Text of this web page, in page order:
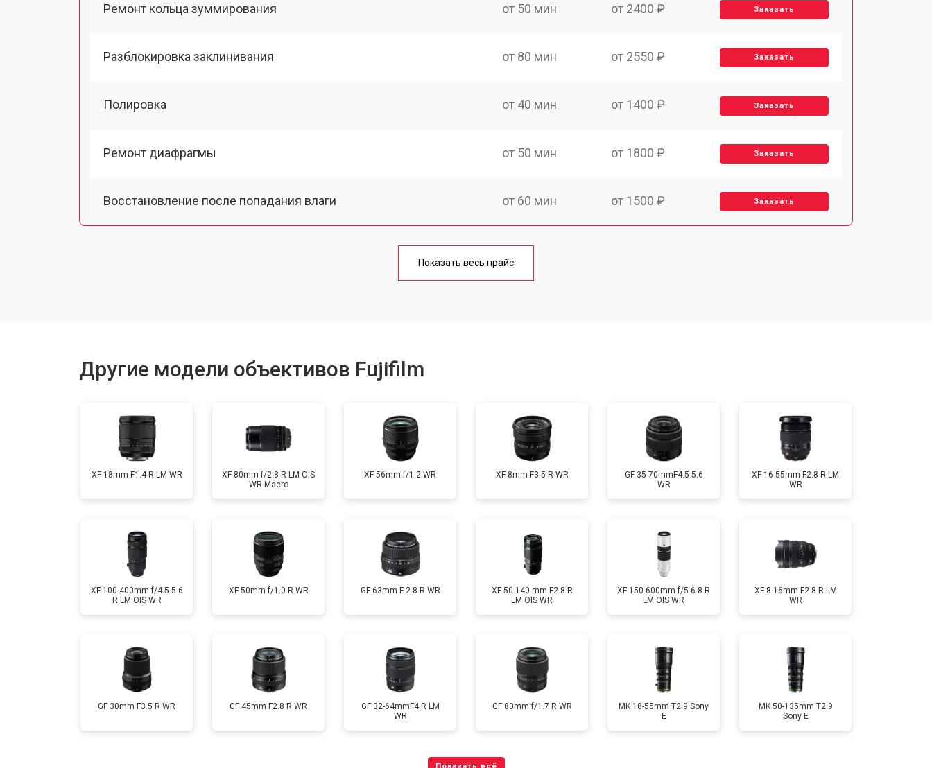
Ремонт кольца зуммирования от 50 мин от 2400 ₽ Заказать
Разблокировка заклинивания от 80 мин от 2550 ₽ Заказать
Полировка от 40 мин от 1400 ₽ Заказать
Ремонт диафрагмы от 50 мин от 1800 ₽ Заказать
Восстановление после попадания влаги от 60 мин от 1500 ₽ Заказать
от 50 мин
Показать весь прайс
Другие модели объективов Fujifilm
XF 18mm F1.4 R LM WR
XF 80mm f/2.8 R LM OIS
WR Macro
XF 56mm f/1.2 WR XF 8mm F3.5 R WR
GF 35-70mmF4.5-5.6
WR
XF 16-55mm F2.8 R LM
WR
XF 100-400mm f/4.5-5.6
R LM OIS WR
XF 50mm f/1.0 R WR GF 63mm F 2.8 R WR
XF 50-140 mm F2.8 R
LM OIS WR
XF 150-600mm f/5.6-8 R
LM OIS WR
XF 8-16mm F2.8 R LM
WR
GF 30mm F3.5 R WR GF 45mm F2.8 R WR
GF 32-64mmF4 R LM
WR
GF 80mm f/1.7 R WR
MK 18-55mm T2.9 Sony
E
MK 50-135mm T2.9
Sony E